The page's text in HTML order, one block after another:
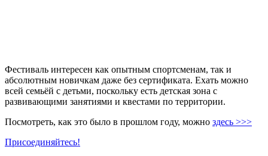
Фестиваль интересен как опытным спортсменам, так и
абсолютным новичкам даже без сертификата. Ехать можно
всей семьёй с детьми, поскольку есть детская зона с
развивающими занятиями и квестами по территории.
Посмотреть, как это было в прошлом году, можно здесь >>>
Присоединяйтесь!